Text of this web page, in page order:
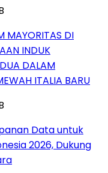
MAYORITAS DI
INDUK
DALAM
ITALIA BARU
Data untuk
2026, Dukung